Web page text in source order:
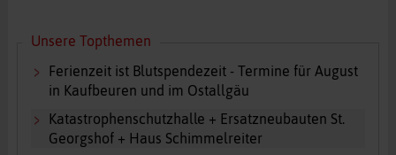
Unsere Topthemen
Ferienzeit ist Blutspendezeit - Termine für August
in Kaufbeuren und im Ostallgäu
Katastrophenschutzhalle + Ersatzneubauten St.
Georgshof + Haus Schimmelreiter